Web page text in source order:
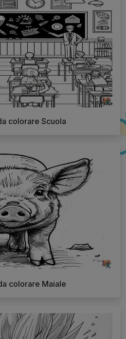
colorare Scuola
colorare Maiale